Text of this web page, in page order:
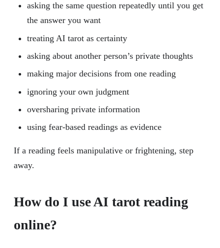
asking the same question repeatedly until you get
the answer you want
treating AI tarot as certainty
asking about another person’s private thoughts
making major decisions from one reading
ignoring your own judgment
oversharing private information
using fear-based readings as evidence
If a reading feels manipulative or frightening, step
away.
How do I use AI tarot reading
online?